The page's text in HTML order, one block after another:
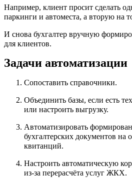
Например, клиент просит сделать
паркинги и автоместа, а вторую на
И снова бухгалтер вручную
для клиентов.
Задачи автоматизации
Сопоставить справочники.
Объединить базы, если есть
или настроить выгрузку.
Автоматизировать
бухгалтерских документов на
квитанций.
Настроить автоматическую
из-за перерасчёта услуг ЖКХ.